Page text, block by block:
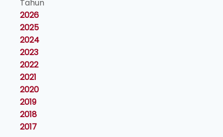
Tahun
2026
2025
2024
2023
2022
2021
2020
2019
2018
2017